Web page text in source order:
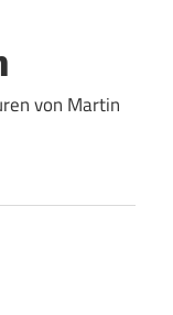
von Martin